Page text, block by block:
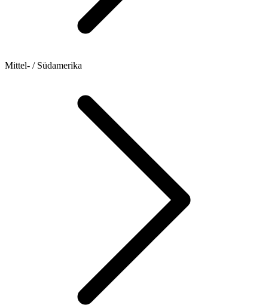
Mittel- / Südamerika